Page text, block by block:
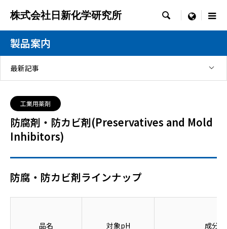
株式会社日新化学研究所  menu
製品案内
最新記事
工業用薬剤
防腐剤・防カビ剤(Preservatives and Mold
Inhibitors)
防腐・防カビ剤ラインナップ
品名 対象pH 成分